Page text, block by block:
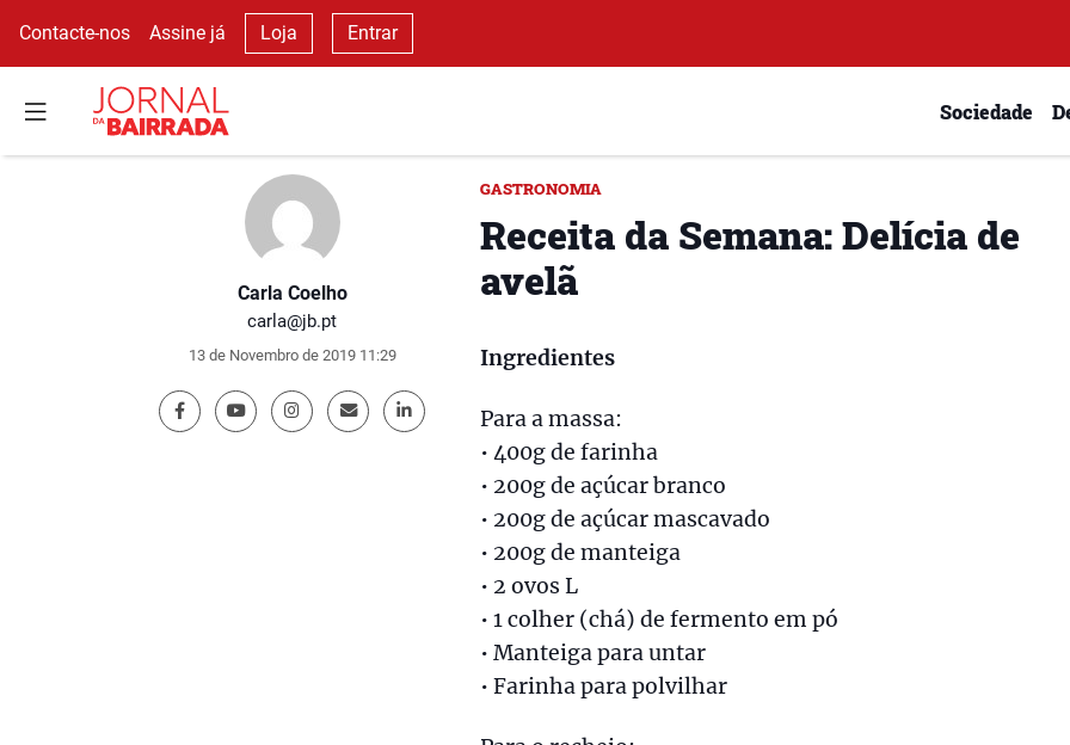
Contacte-nos Assine já Loja Entrar
Sociedade
Carla Coelho
carla@jb.pt
13 de Novembro de 2019 11:29
GASTRONOMIA
Receita da Semana: Delícia de
avelã
Ingredientes
Para a massa:
• 400g de farinha
• 200g de açúcar branco
• 200g de açúcar mascavado
• 200g de manteiga
• 2 ovos L
• 1 colher (chá) de fermento em pó
• Manteiga para untar
• Farinha para polvilhar